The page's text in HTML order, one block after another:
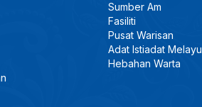
Sumber Am
Fasiliti
Pusat Warisan
Adat Istiadat Melayu
Hebahan Warta